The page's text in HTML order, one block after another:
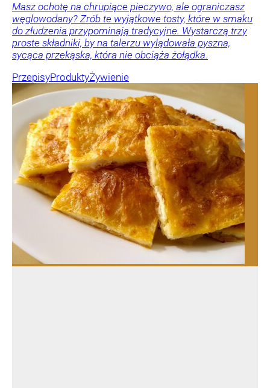
Masz ochotę na chrupiące pieczywo, ale ograniczasz
węglowodany? Zrób te wyjątkowe tosty, które w smaku
do złudzenia przypominają tradycyjne. Wystarczą trzy
proste składniki, by na talerzu wylądowała pyszna,
sycąca przekąska, która nie obciąża żołądka.
PrzepisyProduktyŻywienie